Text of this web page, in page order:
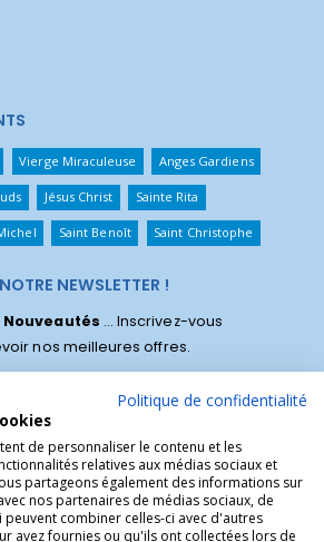
Vierge Miraculeuse Anges Gardiens
Jésus Christ Sainte Rita
Saint Benoît Saint Christophe
NEWSLETTER !
Nouveautés ... Inscrivez-vous
nos meilleures offres.
Politique de confidentialité
de personnaliser le contenu et les
relatives aux médias sociaux et
partageons également des informations sur
nos partenaires de médias sociaux, de
combiner celles-ci avec d'autres
avez fournies ou qu'ils ont collectées lors de